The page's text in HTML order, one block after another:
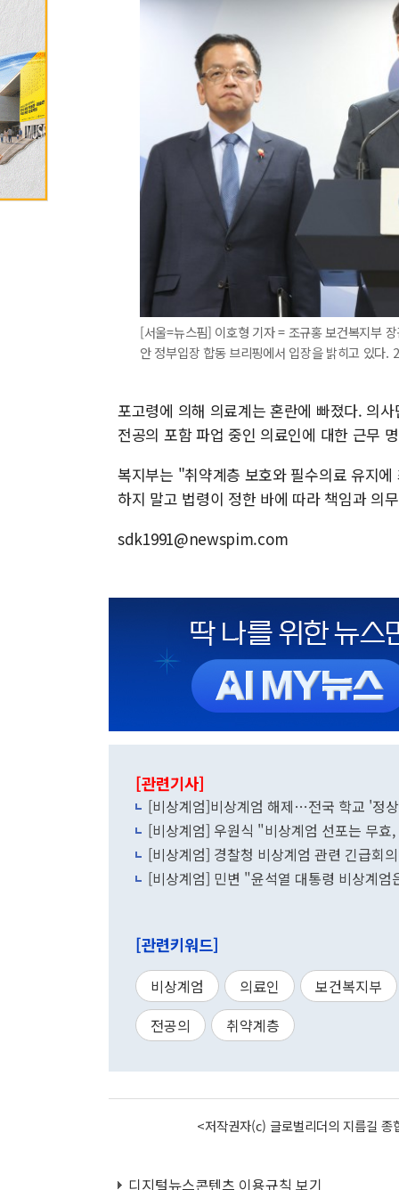
[서울=뉴스핌] 이호형 기자 = 조규홍 보건복지부
안 정부입장 합동 브리핑에서 입장을 밝히고 있
포고령에 의해 의료계는 혼란에 빠졌다. 의
전공의 포함 파업 중인 의료인에 대한 근무
복지부는 "취약계층 보호와 필수의료 유지
하지 말고 법령이 정한 바에 따라 책임과 의
sdk1991@newspim.com
[관련기사]
[비상계엄]비상계엄 해제…전국 학교 '정
[비상계엄] 우원식 "비상계엄 선포는 무효
[비상계엄] 경찰청 비상계엄 관련 긴급회
[비상계엄] 민변 "윤석열 대통령 비상계
[관련키워드]
비상계엄 의료인
보건복지부
전공의
취약계층
<저작권자(c) 글로벌리더의 지름길
디지털뉴스콘텐츠 이용규칙 보기